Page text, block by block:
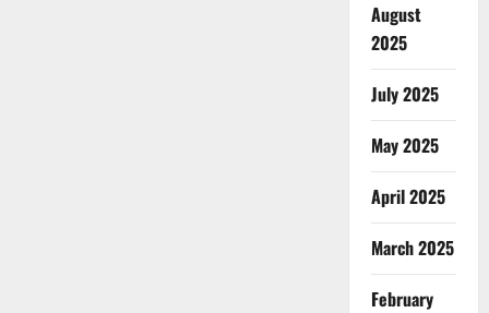
August
2025
July 2025
May 2025
April 2025
March 2025
February